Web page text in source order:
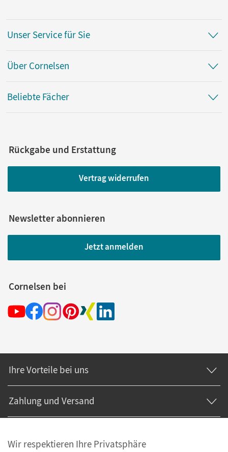
Unser Service für Sie
Über Cornelsen
Beliebte Fächer
Rückgabe und Erstattung
Vertrag widerrufen
Newsletter abonnieren
Jetzt anmelden
Cornelsen bei
Ihre Vorteile bei uns
Zahlung und Versand
Wir respektieren Ihre Privatsphäre